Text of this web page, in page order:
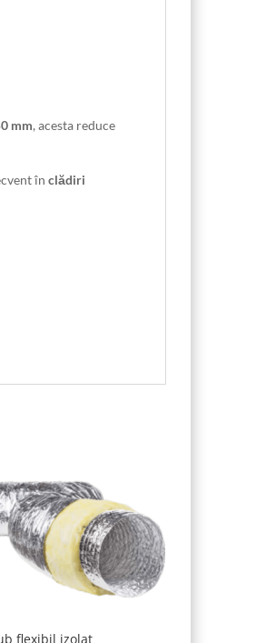
mm, acesta reduce
în clădiri
flexibil izolat